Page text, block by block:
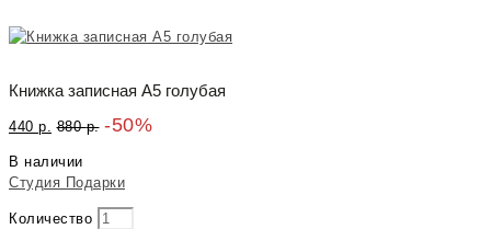
Книжка записная A5 голубая
440 р. 880р. -50%
В наличии
Студия Подарки
Количество